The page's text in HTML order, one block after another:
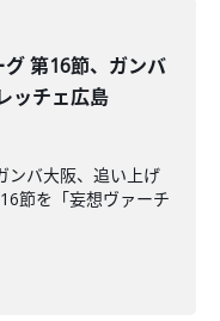
グ 第16節、ガンバ
ッチェ広島
ンバ大阪、追い上げ
節を「妄想ヴァーチ